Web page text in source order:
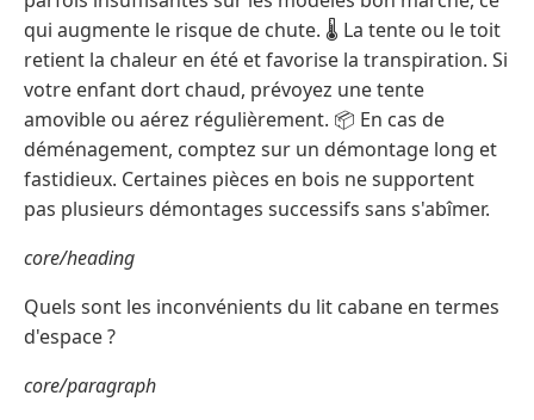
qui augmente le risque de chute. 🌡️ La tente ou le toit
retient la chaleur en été et favorise la transpiration. Si
votre enfant dort chaud, prévoyez une tente
amovible ou aérez régulièrement. 📦 En cas de
déménagement, comptez sur un démontage long et
fastidieux. Certaines pièces en bois ne supportent
pas plusieurs démontages successifs sans s'abîmer.
core/heading
Quels sont les inconvénients du lit cabane en termes
d'espace ?
core/paragraph